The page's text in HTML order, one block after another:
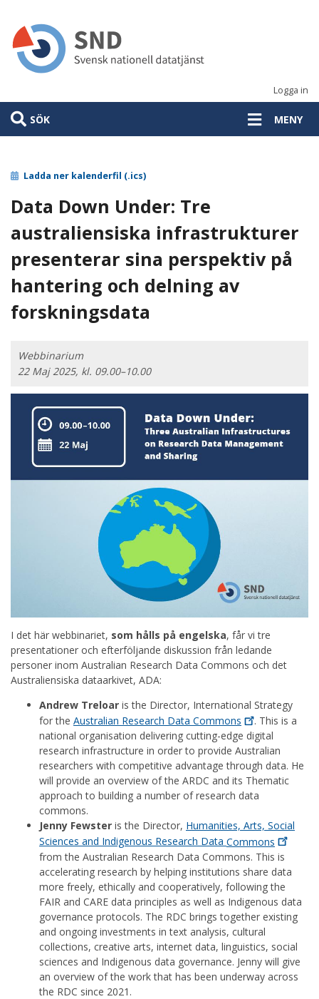
huvudinnehåll
Logga in
SÖK MENY
Ladda ner kalenderfil (.ics)
Data Down Under: Tre
australiensiska infrastrukturer
presenterar sina perspektiv på
hantering och delning av
forskningsdata
Webbinarium
22 Maj 2025, kl. 09.00–10.00
I det här webbinariet, som hålls på engelska, får vi tre
presentationer och efterföljande diskussion från ledande
personer inom Australian Research Data Commons och det
Australiensiska dataarkivet, ADA:
Andrew Treloar is the Director, International Strategy
for the Australian Research Data Commons
. This is a
national organisation delivering cutting-edge digital
research infrastructure in order to provide Australian
researchers with competitive advantage through data. He
will provide an overview of the ARDC and its Thematic
approach to building a number of research data
commons.
Jenny Fewster is the Director, Humanities, Arts, Social
Sciences and Indigenous Research Data Commons
from the Australian Research Data Commons. This is
accelerating research by helping institutions share data
more freely, ethically and cooperatively, following the
FAIR and CARE data principles as well as Indigenous data
governance protocols. The RDC brings together existing
and ongoing investments in text analysis, cultural
collections, creative arts, internet data, linguistics, social
sciences and Indigenous data governance. Jenny will give
an overview of the work that has been underway across
the RDC since 2021.